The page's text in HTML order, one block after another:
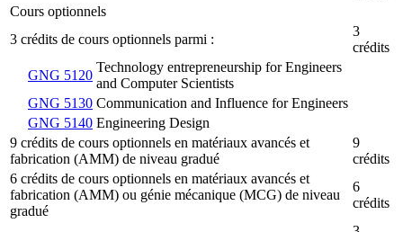
Cours optionnels
3 crédits de cours optionnels parmi :
3
crédits
GNG 5120
Technology entrepreneurship for Engineers
and Computer Scientists
GNG 5130 Communication and Influence for Engineers
GNG 5140 Engineering Design
9 crédits de cours optionnels en matériaux avancés et
fabrication (AMM) de niveau gradué
9
crédits
6 crédits de cours optionnels en matériaux avancés et
fabrication (AMM) ou génie mécanique (MCG) de niveau
gradué
6
crédits